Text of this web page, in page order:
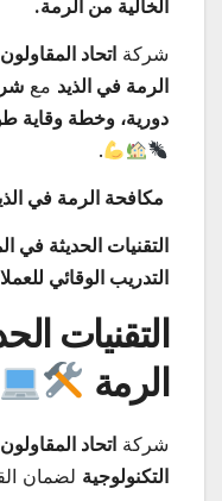
الخالية من الرمة.
شركة اتحاد المقاولون
الرمة في الذيد مع
دورية، وخطة وقاية
.
مكافحة الرمة في
التقنيات الحديثة في
التدريب الوقائي
التقنيات
الرمة
شركة اتحاد المقاولون
التكنولوجية لضمان